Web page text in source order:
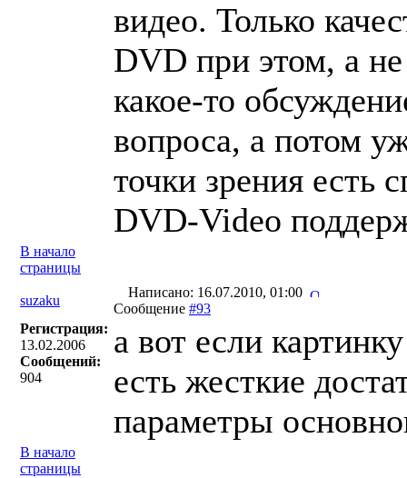
видео. Только
DVD при этом, а
какое-то
вопроса, а потом
точки зрения есть
DVD-Video
В начало
страницы
suzaku
Написано: 16.07.2010, 01:00
Сообщение #93
Регистрация:
13.02.2006
Сообщений:
904
а вот если
есть жесткие
параметры
В начало
страницы